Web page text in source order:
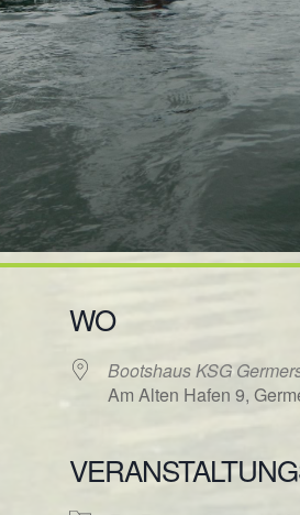
Google Kalender
WO
Bootshaus KSG
Am Alten Hafen 9,